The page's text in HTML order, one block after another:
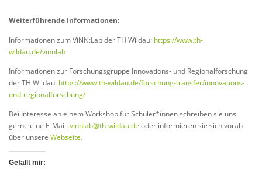
Weiterführende Informationen:
Informationen zum ViNN:Lab der TH Wildau: https://www.th-
wildau.de/vinnlab
Informationen zur Forschungsgruppe Innovations- und Regionalforschung
der TH Wildau: https://www.th-wildau.de/forschung-transfer/innovations-
und-regionalforschung/
Bei Interesse an einem Workshop für Schüler*innen schreiben sie uns
gerne eine E-Mail:vinnlab@th-wildau.de oder informieren sie sich vorab
über unsere Webseite.
Gefällt mir: